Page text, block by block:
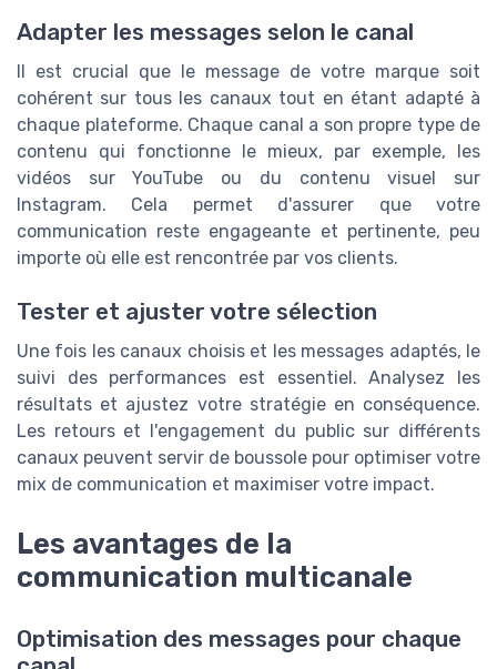
Adapter les messages selon le canal
Il est crucial que le message de votre marque soit
cohérent sur tous les canaux tout en étant adapté à
chaque plateforme. Chaque canal a son propre type de
contenu qui fonctionne le mieux, par exemple, les
vidéos sur YouTube ou du contenu visuel sur
Instagram. Cela permet d'assurer que votre
communication reste engageante et pertinente, peu
importe où elle est rencontrée par vos clients.
Tester et ajuster votre sélection
Une fois les canaux choisis et les messages adaptés, le
suivi des performances est essentiel. Analysez les
résultats et ajustez votre stratégie en conséquence.
Les retours et l'engagement du public sur différents
canaux peuvent servir de boussole pour optimiser votre
mix de communication et maximiser votre impact.
Les avantages de la
communication multicanale
Optimisation des messages pour chaque